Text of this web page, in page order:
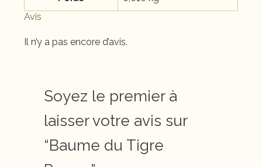
Avis
Il n’y a pas encore d’avis.
Soyez le premier à
laisser votre avis sur
“Baume du Tigre